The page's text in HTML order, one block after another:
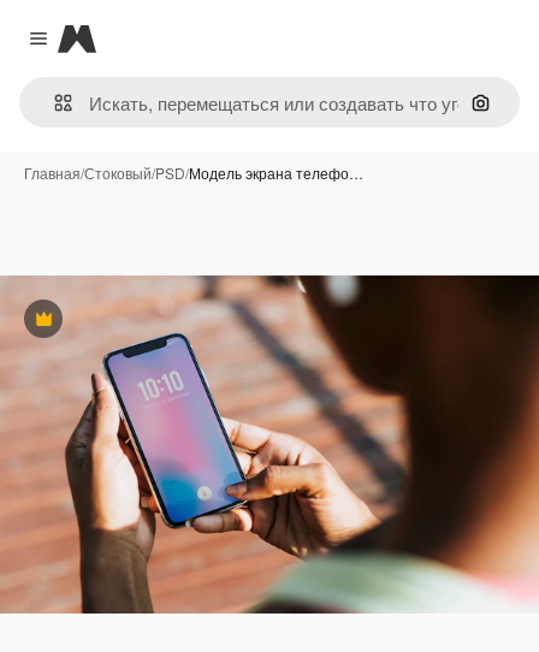
Close menu
Magnific
Поиск
Главная/Стоковый/PSD/Модель экрана телефо…
Премиум